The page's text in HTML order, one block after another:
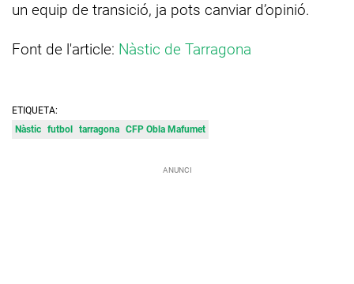
un equip de transició, ja pots canviar d’opinió.
Font de l'article: Nàstic de Tarragona
ETIQUETA:
Nàstic futbol tarragona CFP Obla Mafumet